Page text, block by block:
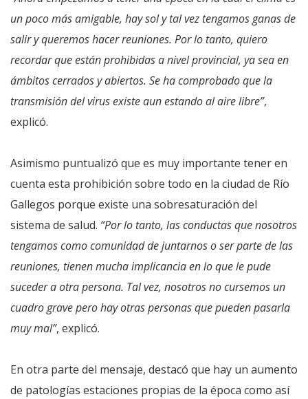
un poco más amigable, hay sol y tal vez tengamos ganas de
salir y queremos hacer reuniones. Por lo tanto, quiero
recordar que están prohibidas a nivel provincial, ya sea en
ámbitos cerrados y abiertos. Se ha comprobado que la
transmisión del virus existe aun estando al aire libre”,
explicó.
Asimismo puntualizó que es muy importante tener en
cuenta esta prohibición sobre todo en la ciudad de Río
Gallegos porque existe una sobresaturación del
sistema de salud. “Por lo tanto, las conductas que nosotros
tengamos como comunidad de juntarnos o ser parte de las
reuniones, tienen mucha implicancia en lo que le pude
suceder a otra persona. Tal vez, nosotros no cursemos un
cuadro grave pero hay otras personas que pueden pasarla
muy mal”, explicó.
En otra parte del mensaje, destacó que hay un aumento
de patologías estaciones propias de la época como así